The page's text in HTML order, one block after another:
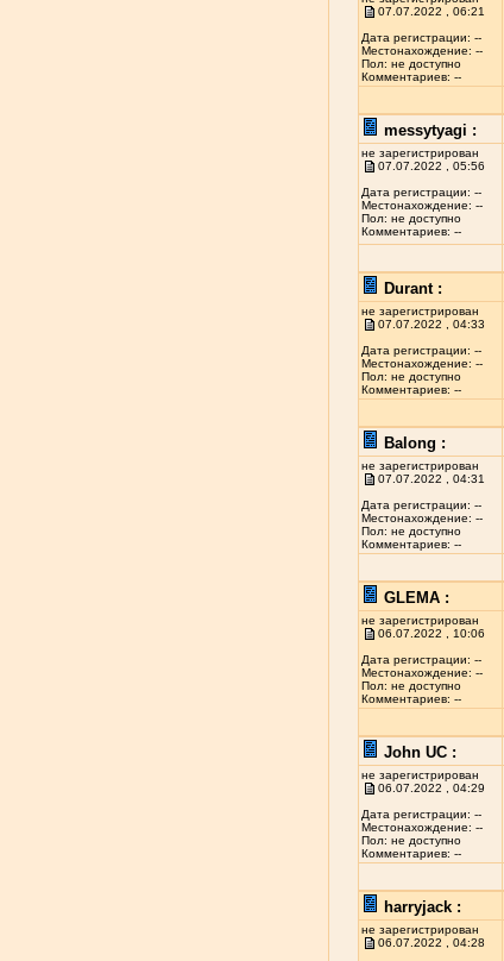
07.07.2022 , 06:21
Дата регистрации: --
Местонахождение: --
Пол: не доступно
Комментариев: --
messytyagi :
не зарегистрирован
07.07.2022 , 05:56
Дата регистрации: --
Местонахождение: --
Пол: не доступно
Комментариев: --
Durant :
не зарегистрирован
07.07.2022 , 04:33
Дата регистрации: --
Местонахождение: --
Пол: не доступно
Комментариев: --
Balong :
не зарегистрирован
07.07.2022 , 04:31
Дата регистрации: --
Местонахождение: --
Пол: не доступно
Комментариев: --
GLEMA :
не зарегистрирован
06.07.2022 , 10:06
Дата регистрации: --
Местонахождение: --
Пол: не доступно
Комментариев: --
John UC :
не зарегистрирован
06.07.2022 , 04:29
Дата регистрации: --
Местонахождение: --
Пол: не доступно
Комментариев: --
harryjack :
не зарегистрирован
06.07.2022 , 04:28